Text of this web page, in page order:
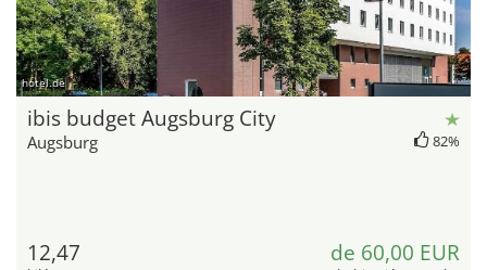
hotel.de
ibis budget Augsburg City
Augsburg 82%
12,47 de 60,00 EUR